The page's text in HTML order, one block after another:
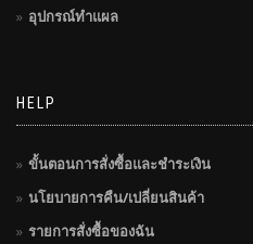
อุปกรณ์ทำแผล
HELP
ขั้นตอนการสั่งซื้อและชำระเงิน
นโยบายการคืน/เปลี่ยนสินค้า
รายการสั่งซื้อของฉัน